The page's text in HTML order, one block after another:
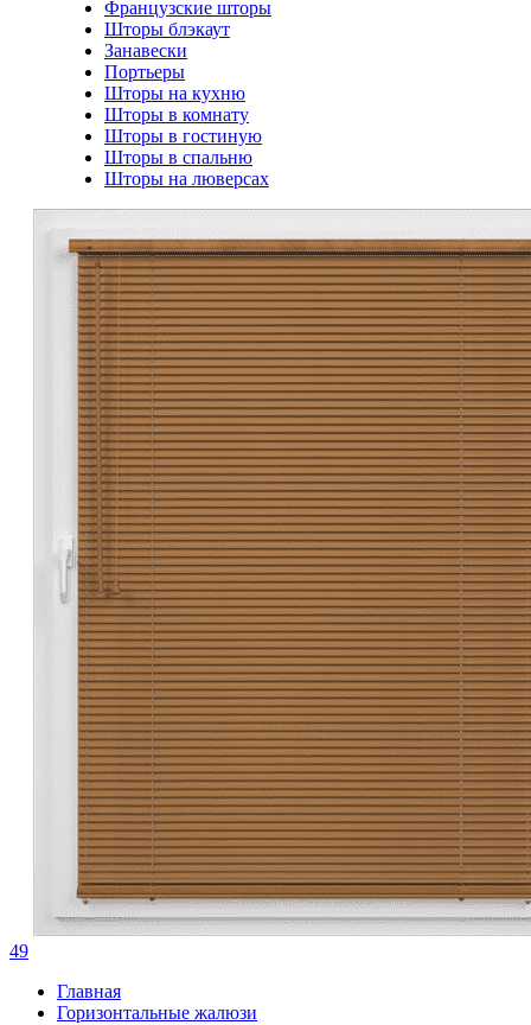
Французские шторы
Шторы блэкаут
Занавески
Портьеры
Шторы на кухню
Шторы в комнату
Шторы в гостиную
Шторы в спальню
Шторы на люверсах
49
Главная
Горизонтальные жалюзи